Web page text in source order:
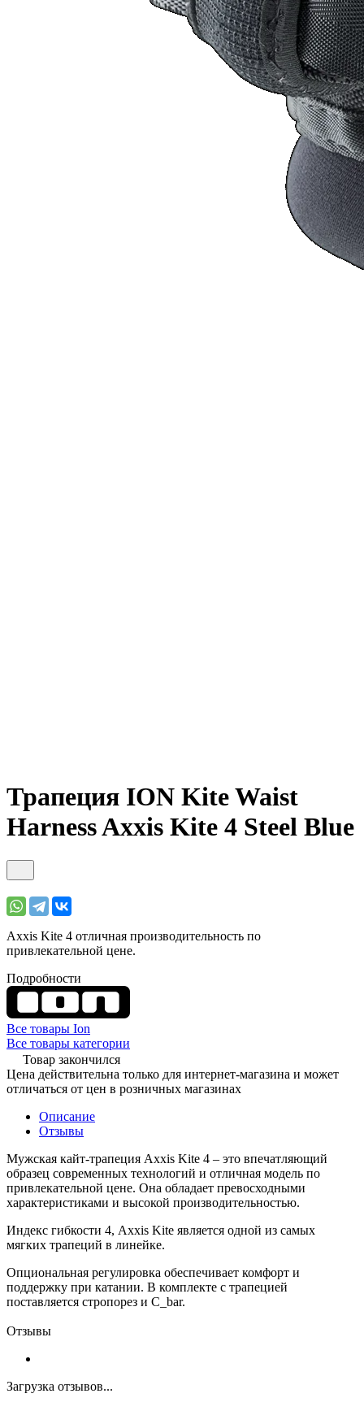
Трапеция ION Kite Waist
Harness Axxis Kite 4 Steel Blue
Axxis Kite 4 отличная производительность по
привлекательной цене.
Подробности
Все товары Ion
Все товары категории
Товар закончился
Цена действительна только для интернет-магазина и может
отличаться от цен в розничных магазинах
Описание
Отзывы
Мужская кайт-трапеция Axxis Kite 4 – это впечатляющий
образец современных технологий и отличная модель по
привлекательной цене. Она обладает превосходными
характеристиками и высокой производительностью.
Индекс гибкости 4, Axxis Kite является одной из самых
мягких трапеций в линейке.
Опциональная регулировка обеспечивает комфорт и
поддержку при катании. В комплекте с трапецией
поставляется стропорез и C_bar.
Отзывы
Загрузка отзывов...